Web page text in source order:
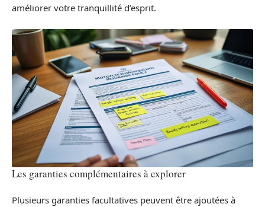
améliorer votre tranquillité d’esprit.
Les garanties complémentaires à explorer
Plusieurs garanties facultatives peuvent être ajoutées à